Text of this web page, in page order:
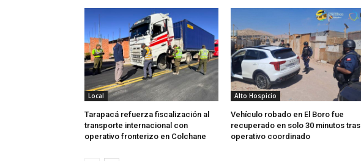
Local
Tarapacá refuerza fiscalización al
transporte internacional con
operativo fronterizo en Colchane
Alto Hospicio
Vehículo robado en El Boro fue
recuperado en solo 30 minutos tras
operativo coordinado